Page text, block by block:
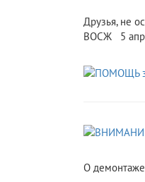
Друзья, не
ВОСЖ 5
О демонтаже